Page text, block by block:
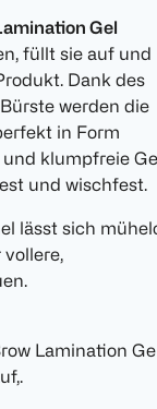
Gel
füllt sie auf und
Dank des
werden die
in Form
und klumpfreie
und wischfest.
lässt sich
Lamination